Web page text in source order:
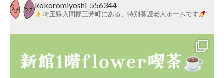
kokoromiyoshi_556344
埼玉県入間郡三芳町にある、特別養護老人ホームです